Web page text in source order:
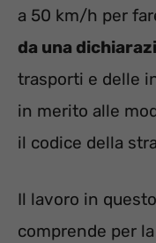
a 50 km/h per
da una
trasporti e delle
in merito alle
il codice della
Il lavoro in
comprende per